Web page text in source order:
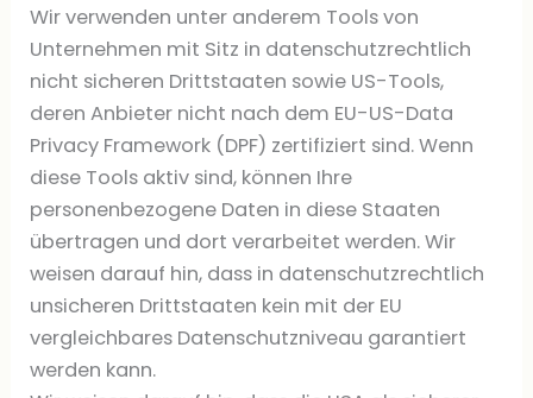
Wir verwenden unter anderem Tools von
Unternehmen mit Sitz in datenschutzrechtlich
nicht sicheren Drittstaaten sowie US-Tools,
deren Anbieter nicht nach dem EU-US-Data
Privacy Framework (DPF) zertifiziert sind. Wenn
diese Tools aktiv sind, können Ihre
personenbezogene Daten in diese Staaten
übertragen und dort verarbeitet werden. Wir
weisen darauf hin, dass in datenschutzrechtlich
unsicheren Drittstaaten kein mit der EU
vergleichbares Datenschutzniveau garantiert
werden kann.